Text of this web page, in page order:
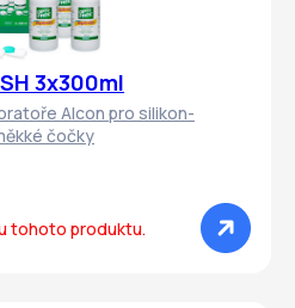
3x300ml
Alcon pro silikon-
čočky
tohoto produktu.